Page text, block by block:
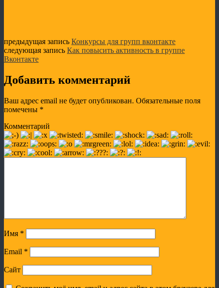
предыдущая запись Конкурсы для групп вконтакте
следующая запись Как повысить активность в группе
Вконтакте
Добавить комментарий
Ваш адрес email не будет опубликован. Обязательные поля
помечены *
Комментарий
Имя *
Email *
Сайт